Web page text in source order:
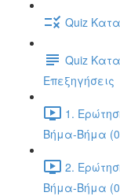
Quiz
Quiz
Επεξηγήσεις
1.
Βήμα-Βήμα
2.
Βήμα-Βήμα